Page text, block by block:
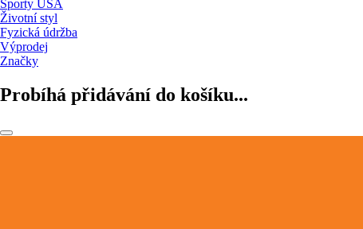
Sporty USA
Životní styl
Fyzická údržba
Výprodej
Značky
Probíhá přidávání do košíku...